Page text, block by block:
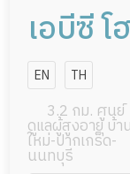
เอบีซี
EN TH
3.2 กม. ศูนย์
ดูแลผู้สูงอายุ บ้า
ใหม่-ปากเกร็ด-
นนทบุรี